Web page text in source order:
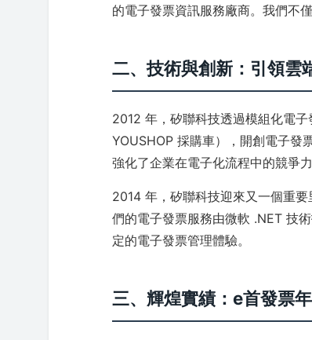
的電子發票資訊服務廠商。我們不
二、技術與創新：引領雲
2012 年，矽聯科技透過模組化電
YOUSHOP 採購車），開創電子發
強化了企業在電子化流程中的競爭力
2014 年，矽聯科技迎來又一個重
們的電子發票服務由微軟 .NET 技
定的電子發票管理體驗。
三、輝煌實績：e首發票